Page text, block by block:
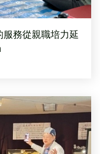
服務從親職培力延